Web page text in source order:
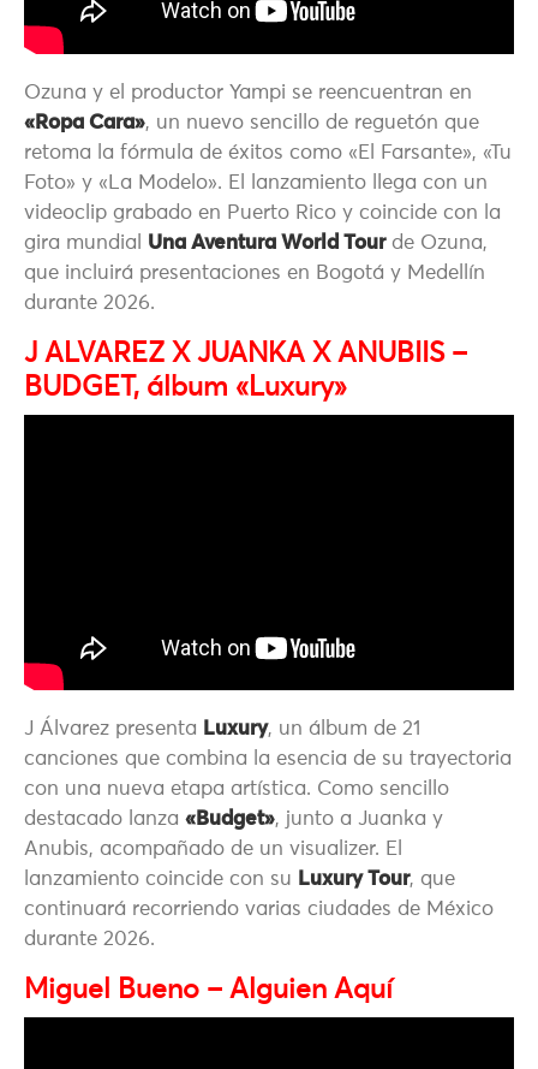
Ozuna y el productor Yampi se reencuentran en
«Ropa Cara», un nuevo sencillo de reguetón que
retoma la fórmula de éxitos como «El Farsante», «Tu
Foto» y «La Modelo». El lanzamiento llega con un
videoclip grabado en Puerto Rico y coincide con la
gira mundial Una Aventura World Tourde Ozuna,
que incluirá presentaciones en Bogotá y Medellín
durante 2026.
J ALVAREZ X JUANKA X ANUBIIS –
BUDGET, álbum «Luxury»
J Álvarez presenta Luxury, un álbum de 21
canciones que combina la esencia de su trayectoria
con una nueva etapa artística. Como sencillo
destacado lanza «Budget», junto a Juanka y
Anubis, acompañado de un visualizer. El
lanzamiento coincide con su Luxury Tour, que
continuará recorriendo varias ciudades de México
durante 2026.
Miguel Bueno – Alguien Aquí